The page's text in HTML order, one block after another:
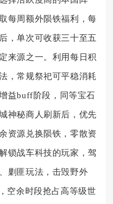
每周额外陨铁福利，每
，单次可收获三十至五
来源之一。利用每日积
，常规祭祀可平稳消耗
益buff阶段，同等宝石
神秘商人刷新后，优先
资源兑换陨铁，零散资
锁战车科技的玩家，驾
剿匪玩法，击毁野外
空余时段抢占高等级世